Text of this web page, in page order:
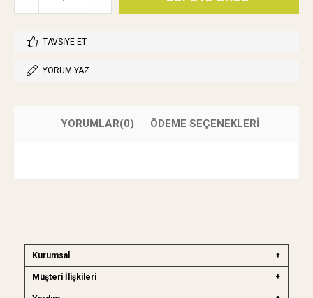
TAVSIYE ET
YORUM YAZ
YORUMLAR(0) ÖDEME SEÇENEKLERI
Kurumsal
Müşteri İlişkileri